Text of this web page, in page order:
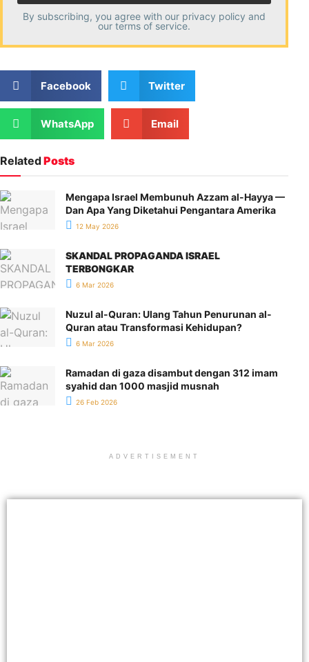
By subscribing, you agree with our privacy policy and
our terms of service.
Facebook Twitter
WhatsApp Email
RelatedPosts
Mengapa Israel Membunuh Azzam al-Hayya —
Dan Apa Yang Diketahui Pengantara Amerika
12 May 2026
SKANDAL PROPAGANDA ISRAEL
TERBONGKAR
6 Mar 2026
Nuzul al-Quran: Ulang Tahun Penurunan al-
Quran atau Transformasi Kehidupan?
6 Mar 2026
Ramadan di gaza disambut dengan 312 imam
syahid dan 1000 masjid musnah
26 Feb 2026
ADVERTISEMENT